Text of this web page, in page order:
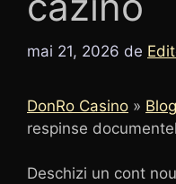
mai 21, 2026 de
DonRo Casino » Blog
respinse
Deschizi un cont